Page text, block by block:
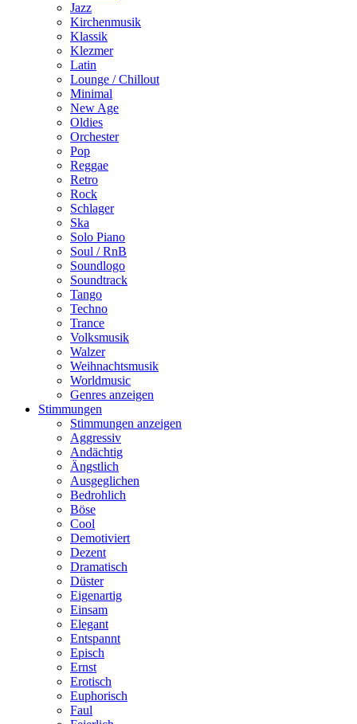
Jazz
Kirchenmusik
Klassik
Klezmer
Latin
Lounge / Chillout
Minimal
New Age
Oldies
Orchester
Pop
Reggae
Retro
Rock
Schlager
Ska
Solo Piano
Soul / RnB
Soundlogo
Soundtrack
Tango
Techno
Trance
Volksmusik
Walzer
Weihnachtsmusik
Worldmusic
Genres anzeigen
Stimmungen
Stimmungen anzeigen
Aggressiv
Andächtig
Ängstlich
Ausgeglichen
Bedrohlich
Böse
Cool
Demotiviert
Dezent
Dramatisch
Düster
Eigenartig
Einsam
Elegant
Entspannt
Episch
Ernst
Erotisch
Euphorisch
Faul